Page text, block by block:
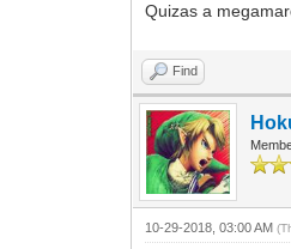
Quizas a
Find
10-29-2018, 03:00 AM